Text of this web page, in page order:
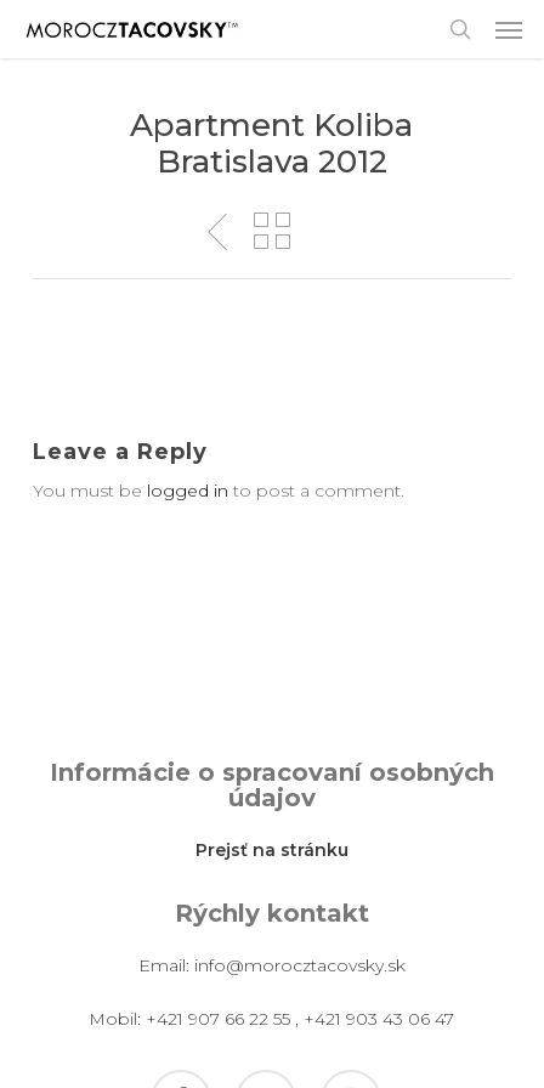
Apartment Koliba
Bratislava 2012
Leave a Reply
You must be logged in to post a comment.
Informácie o spracovaní osobných
údajov
Prejsť na stránku
Rýchly kontakt
Email: info@morocztacovsky.sk
Mobil: +421 907 66 22 55 , +421 903 43 06 47
facebook pinterest instagram